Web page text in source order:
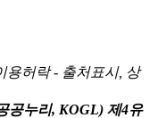
공누리, KOGL) 제4유